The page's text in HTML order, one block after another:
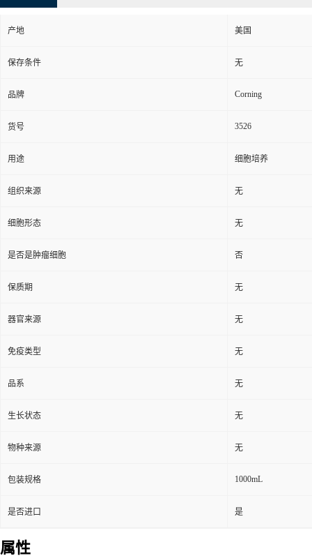
产地 美国
保存条件 无
品牌 Corning
货号 3526
用途 细胞培养
组织来源 无
细胞形态 无
是否是肿瘤细胞 否
保质期 无
器官来源 无
免疫类型 无
品系 无
生长状态 无
物种来源 无
包装规格 1000mL
是否进口 是
属性